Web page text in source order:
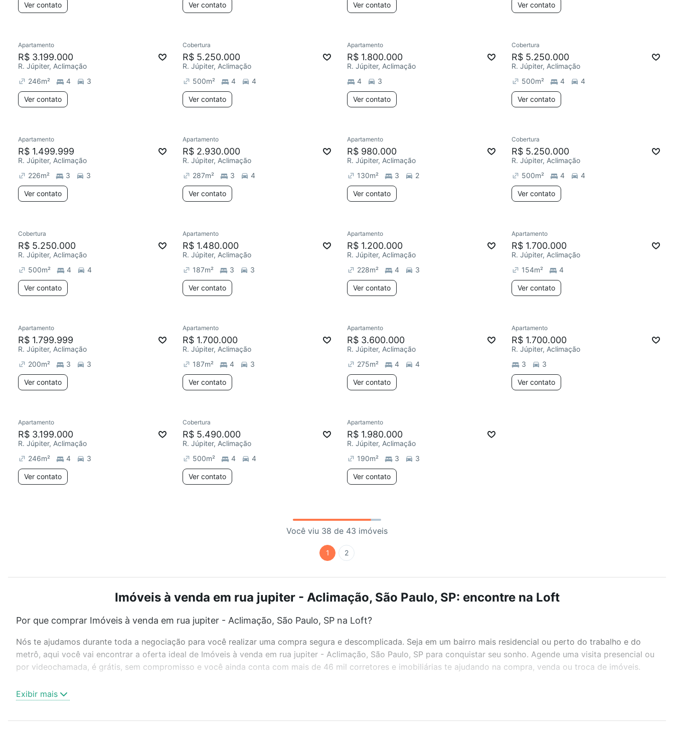
Ver contato Ver contato Ver contato Ver contato
Apartamento
R$ 3.199.000
R. Júpiter, Aclimação
246m² 4 3
Ver contato
Cobertura
R$ 5.250.000
R. Júpiter, Aclimação
500m² 4 4
Ver contato
Apartamento
R$ 1.800.000
R. Júpiter, Aclimação
4
3
Ver contato
Cobertura
R$ 5.250.000
R. Júpiter, Aclimação
500m² 4 4
Ver contato
Apartamento
R$ 1.499.999
R. Júpiter, Aclimação
226m² 3 3
Ver contato
Apartamento
R$ 2.930.000
R. Júpiter, Aclimação
287m² 3 4
Ver contato
Apartamento
R$ 980.000
R. Júpiter, Aclimação
130m² 3 2
Ver contato
Cobertura
R$ 5.250.000
R. Júpiter, Aclimação
500m² 4 4
Ver contato
Cobertura
R$ 5.250.000
R. Júpiter, Aclimação
500m² 4 4
Ver contato
Apartamento
R$ 1.480.000
R. Júpiter, Aclimação
187m² 3 3
Ver contato
Apartamento
R$ 1.200.000
R. Júpiter, Aclimação
228m² 4 3
Ver contato
Apartamento
R$ 1.700.000
R. Júpiter, Aclimação
154m² 4
Ver contato
Apartamento
R$ 1.799.999
R. Júpiter, Aclimação
200m² 3 3
Ver contato
Apartamento
R$ 1.700.000
R. Júpiter, Aclimação
187m² 4 3
Ver contato
Apartamento
R$ 3.600.000
R. Júpiter, Aclimação
275m² 4 4
Ver contato
Apartamento
R$ 1.700.000
R. Júpiter, Aclimação
3
3
Ver contato
Apartamento
R$ 3.199.000
R. Júpiter, Aclimação
246m² 4 3
Ver contato
Cobertura
R$ 5.490.000
R. Júpiter, Aclimação
500m² 4 4
Ver contato
Apartamento
R$ 1.980.000
R. Júpiter, Aclimação
190m² 3 3
Ver contato
Você viu 38 de 43 imóveis
1 2
Imóveis à venda em rua jupiter - Aclimação, São Paulo, SP: encontre na Loft
Por que comprar Imóveis à venda em rua jupiter - Aclimação, São Paulo, SP na Loft?
Nós te ajudamos durante toda a negociação para você realizar uma compra segura e descomplicada. Seja em um bairro mais residencial ou perto do trabalho e do
metrô, aqui você vai encontrar a oferta ideal de Imóveis à venda em rua jupiter - Aclimação, São Paulo, SP para conquistar seu sonho. Agende uma visita presencial ou
por videochamada, é grátis, sem compromisso e você ainda conta com mais de 46 mil corretores e imobiliárias te ajudando na compra, venda ou troca de imóveis.
ou sem vaga de garagem para combinar perfeitamente com o preço, metragem e comodidades, como piscina, academia, salão de festas ou área verde e encontrar
Exibir mais